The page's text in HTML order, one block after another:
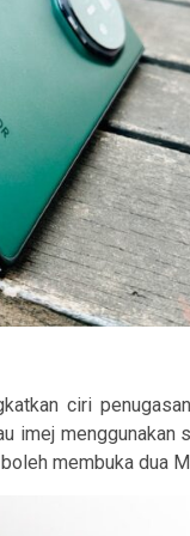
ciri
imej
membuka dua